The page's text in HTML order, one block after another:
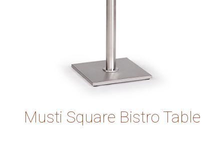
Musti Square Bistro Table